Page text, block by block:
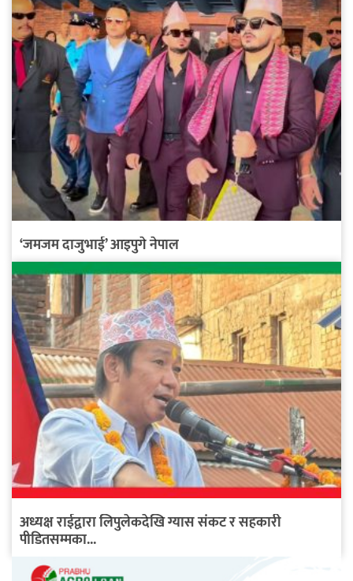
‘जमजम दाजुभाई’ आइपुगे नेपाल
अध्यक्ष राईद्वारा लिपुलेकदेखि ग्यास संकट र सहकारी
पीडितसम्मका...